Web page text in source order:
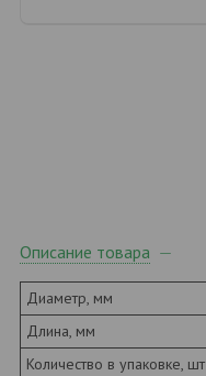
Описание товара
Диаметр, мм
Длина, мм
Количество в упаковке, шт